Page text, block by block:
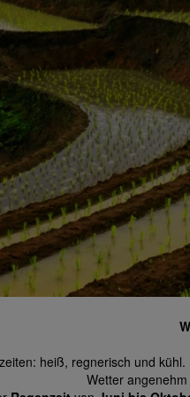
heiß, regnerisch und kühl.
Wetter